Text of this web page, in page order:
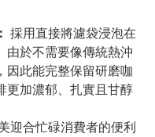
採用直接將濾袋浸泡在
由於不需要像傳統熱沖
因此能完整保留研磨咖
更加濃郁、扎實且甘醇
迎合忙碌消費者的便利